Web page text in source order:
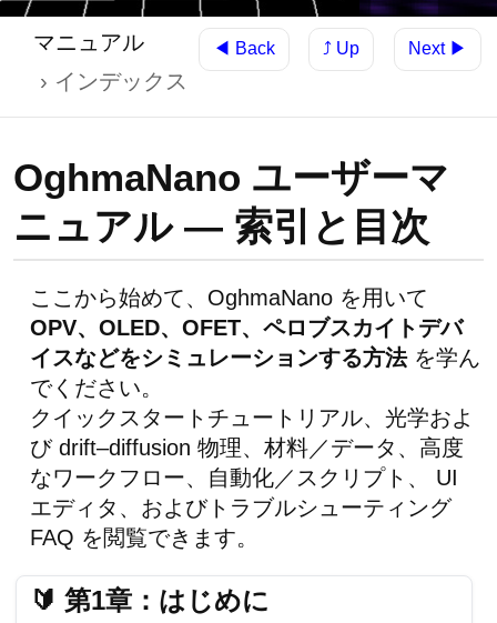
マニュアル
インデックス
◀ Back ⤴ Up Next ▶
OghmaNano ユーザーマ
ニュアル — 索引と目次
ここから始めて、OghmaNano を用いて
OPV、OLED、OFET、ペロブスカイトデバ
イスなどをシミュレーションする方法を学ん
でください。
クイックスタートチュートリアル、光学およ
び drift–diffusion 物理、材料／データ、高度
なワークフロー、自動化／スクリプト、 UI
エディタ、およびトラブルシューティング
FAQ を閲覧できます。
🔰 第1章：はじめに